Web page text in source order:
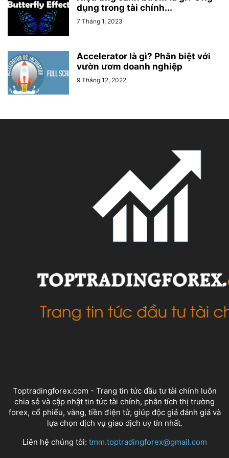
dụng trong tài chính...
7 Tháng 1, 2023
Accelerator là gì? Phân biệt với
vườn ươm doanh nghiệp
9 Tháng 12, 2022
Toptradingforex.com - Trang tin tức đầu tư tài chính luôn
chia sẻ và cập nhật tin tức tài chính, phân tích thị trường
forex, cổ phiếu, vàng, tiền điện tử, giúp độc giả đánh giá và
lựa chọn dịch vụ giao dịch uy tín nhất.
Liên hệ chúng tôi: tmm.toptradingforex@gmail.com